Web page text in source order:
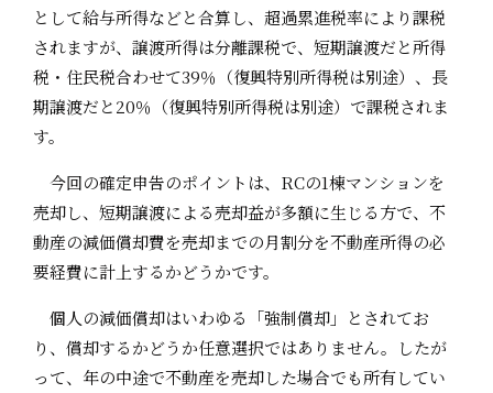
として給与所得などと合算し、超過累進税率により課税
されますが、譲渡所得は分離課税で、短期譲渡だと所得
税・住民税合わせて39％（復興特別所得税は別途）、長
期譲渡だと20％（復興特別所得税は別途）で課税されま
す。
今回の確定申告のポイントは、RCの1棟マンションを
売却し、短期譲渡による売却益が多額に生じる方で、不
動産の減価償却費を売却までの月割分を不動産所得の必
要経費に計上するかどうかです。
個人の減価償却はいわゆる「強制償却」とされてお
り、償却するかどうか任意選択ではありません。したが
って、年の中途で不動産を売却した場合でも所有してい